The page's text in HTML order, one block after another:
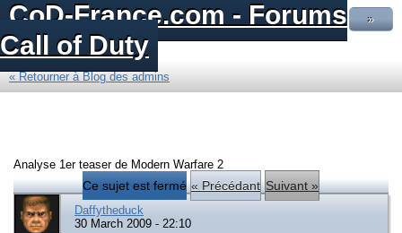
CoD-France.com - Forums
Call of Duty
»
« Retourner à Blog des admins
Analyse 1er teaser de Modern Warfare 2
Ce sujet est fermé « Précédant Suivant »
Daffytheduck
30 March 2009 - 22:10